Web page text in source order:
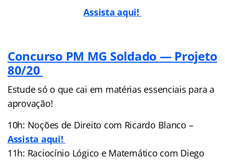
Assista aqui!
Concurso PM MG Soldado — Projeto
80/20
Estude só o que cai em matérias essenciais para a
aprovação!
10h: Noções de Direito com Ricardo Blanco –
Assista aqui!
11h: Raciocínio Lógico e Matemático com Diego